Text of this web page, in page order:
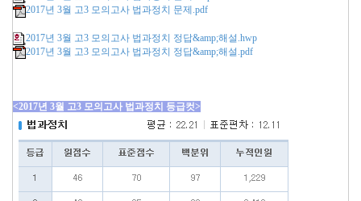
2017년 3월 고3 모의고사 법과정치 문제.pdf
2017년 3월 고3 모의고사 법과정치 정답&amp;해설.hwp
2017년 3월 고3 모의고사 법과정치 정답&amp;해설.pdf
<2017년 3월 고3 모의고사 법과정치 등급컷>